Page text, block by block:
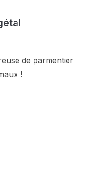
de parmentier
!